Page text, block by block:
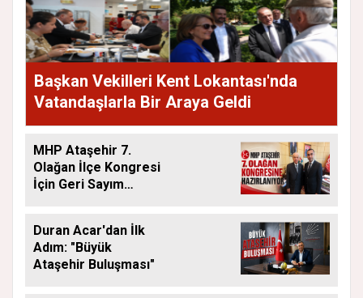
Başkan Vekilleri Kent Lokantası'nda
Vatandaşlarla Bir Araya Geldi
MHP Ataşehir 7.
Olağan İlçe Kongresi
İçin Geri Sayım
Duran Acar'dan İlk
Adım: "Büyük
Ataşehir Buluşması"